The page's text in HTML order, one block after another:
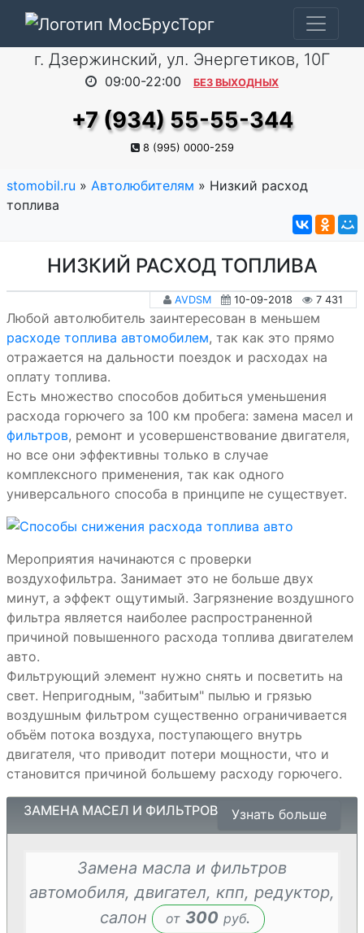
г. Дзержинский, ул. Энергетиков, 10Г
09:00-22:00 БЕЗ ВЫХОДНЫХ
+7 (934) 55-55-344
8 (995) 0000-259
stomobil.ru » Автолюбителям » Низкий расход
топлива
НИЗКИЙ РАСХОД ТОПЛИВА
AVDSM 10-09-2018 7 431
Любой автолюбитель заинтересован в меньшем
расходе топлива автомобилем, так как это прямо
отражается на дальности поездок и расходах на
оплату топлива.
Есть множество способов добиться уменьшения
расхода горючего за 100 км пробега: замена масел и
фильтров, ремонт и усовершенствование двигателя,
но все они эффективны только в случае
комплексного применения, так как одного
универсального способа в принципе не существует.
Мероприятия начинаются с проверки
воздухофильтра. Занимает это не больше двух
минут, а эффект ощутимый. Загрязнение воздушного
фильтра является наиболее распространенной
причиной повышенного расхода топлива двигателем
авто.
Фильтрующий элемент нужно снять и посветить на
свет. Непригодным, "забитым" пылью и грязью
воздушным фильтром существенно ограничивается
объём потока воздуха, поступающего внутрь
двигателя, что приводит потери мощности, что и
становится причиной большему расходу горючего.
ЗАМЕНА МАСЕЛ И ФИЛЬТРОВ Узнать больше
Замена масла и фильтров
автомобиля, двигател, кпп, редуктор,
салон
от 300 руб.